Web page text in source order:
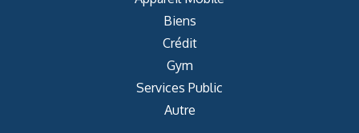
Biens
Crédit
Gym
Services Public
Autre